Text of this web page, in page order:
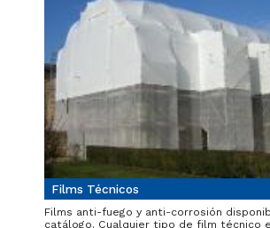
Films Técnicos
Films anti-fuego y anti-corrosión
catálogo. Cualquier tipo de film técnico